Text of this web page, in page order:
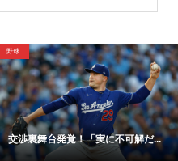
野球
【映像】大谷翔平が今永昇太から...